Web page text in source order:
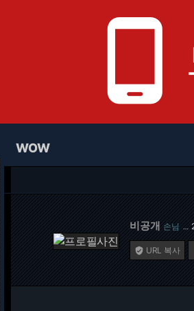
phone_android
WOW
비공개 손님 …
 URL 복사